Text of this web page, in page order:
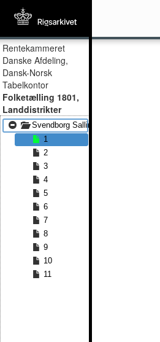
Rentekammeret
Danske Afdeling,
Dansk-Norsk
Tabelkontor
Folketælling 1801,
Landdistrikter
Svendborg Sallinge Øster Hæsinge
1
2
3
4
5
6
7
8
9
10
11